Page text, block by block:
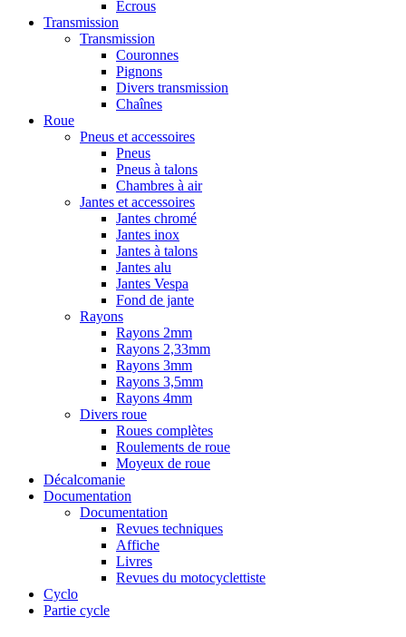
Ecrous
Transmission
Transmission
Couronnes
Pignons
Divers transmission
Chaînes
Roue
Pneus et accessoires
Pneus
Pneus à talons
Chambres à air
Jantes et accessoires
Jantes chromé
Jantes inox
Jantes à talons
Jantes alu
Jantes Vespa
Fond de jante
Rayons
Rayons 2mm
Rayons 2,33mm
Rayons 3mm
Rayons 3,5mm
Rayons 4mm
Divers roue
Roues complètes
Roulements de roue
Moyeux de roue
Décalcomanie
Documentation
Documentation
Revues techniques
Affiche
Livres
Revues du motocyclettiste
Cyclo
Partie cycle